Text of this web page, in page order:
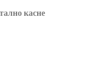
касне